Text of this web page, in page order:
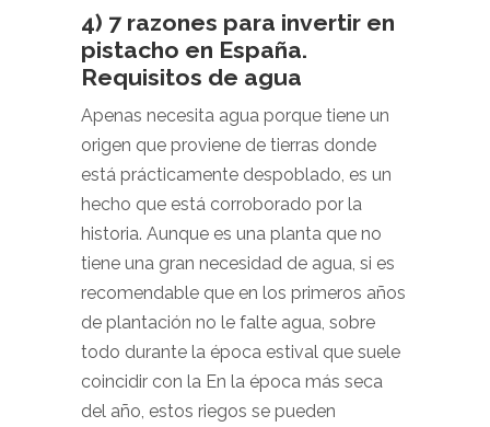
4) 7 razones para invertir en
pistacho en España.
Requisitos de agua
Apenas necesita agua porque tiene un
origen que proviene de tierras donde
está prácticamente despoblado, es un
hecho que está corroborado por la
historia. Aunque es una planta que no
tiene una gran necesidad de agua, si es
recomendable que en los primeros años
de plantación no le falte agua, sobre
todo durante la época estival que suele
coincidir con la En la época más seca
del año, estos riegos se pueden